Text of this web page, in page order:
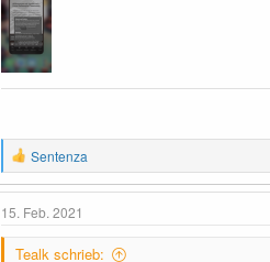
R
e
a
k
t
Sentenza
15. Feb. 2021
Tealk schrieb: